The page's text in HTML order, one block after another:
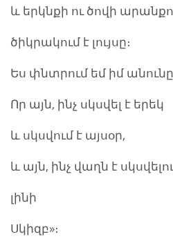
և երկնքի ու ծովի
ծիկրակում է լույսը։
Ես փնտրում եմ իմ
Որ այն, ինչ սկսվել է երեկ
և սկսվում է այսօր,
և այն, ինչ վաղն է
լինի
Սկիզբ»։